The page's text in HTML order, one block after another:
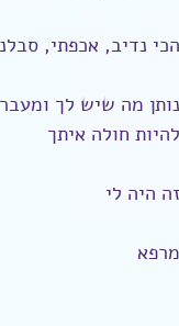
הכי נדיב, אכפתי,
נותן מה שיש לך
להיות חולה איתך
זה היה לי
מרפא